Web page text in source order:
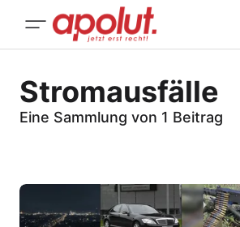
Stromausfälle
Eine Sammlung von 1 Beitrag